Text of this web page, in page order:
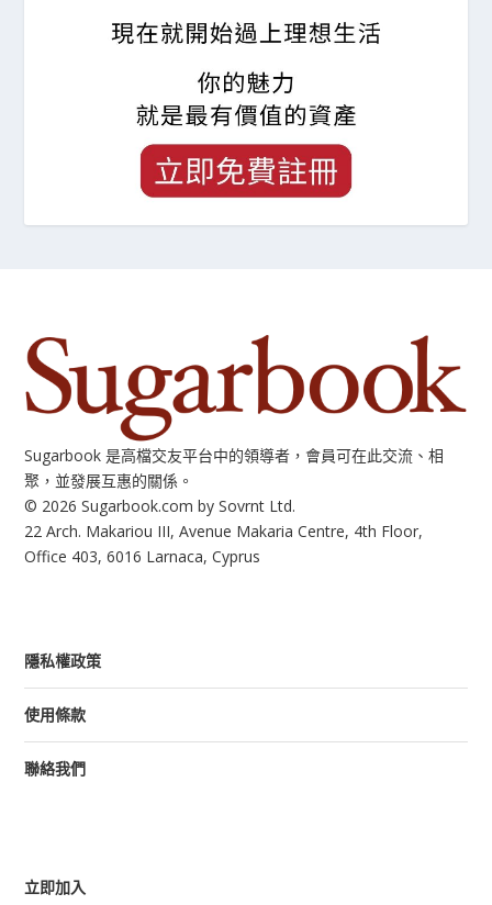
Sugarbook 是高檔交友平台中的領導者，會員可在此交流、相
聚，並發展互惠的關係。
© 2026 Sugarbook.com by Sovrnt Ltd.
22 Arch. Makariou III, Avenue Makaria Centre, 4th Floor,
Office 403, 6016 Larnaca, Cyprus
隱私權政策
使用條款
聯絡我們
立即加入